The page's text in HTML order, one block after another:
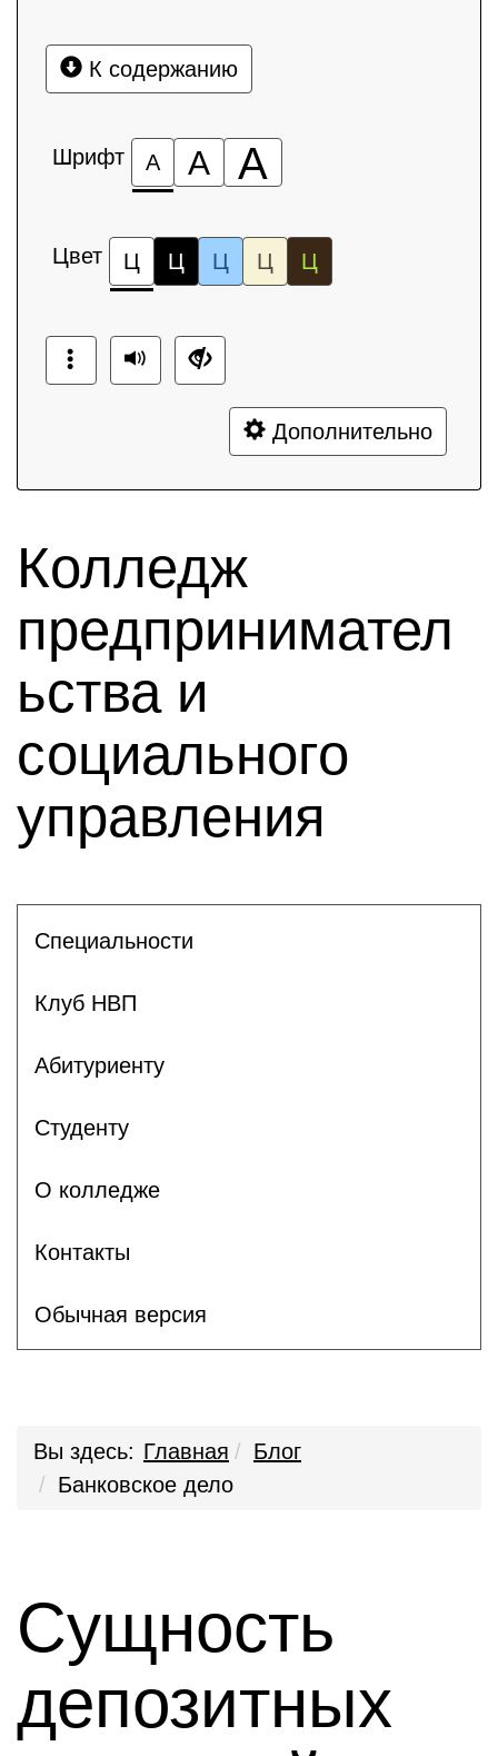
К содержанию
Шрифт А А А
Цвет Ц Ц Ц Ц Ц
Дополнительно
Колледж
предпринимател
ьства и
социального
управления
Специальности
Клуб НВП
Абитуриенту
Студенту
О колледже
Контакты
Обычная версия
Вы здесь: Главная
Блог
Банковское дело
Сущность
депозитных